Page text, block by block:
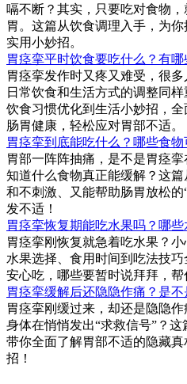
嗝不断？其实，只要吃对食物
胃。这篇从饮食调理入手，为
实用小妙招。
胃痉挛平时饮食要吃什么？有
胃痉挛发作时又疼又难受，很
日常饮食和生活方式的调整同
饮食习惯优化到生活小妙招，
肠胃健康，轻松应对胃部不适。
胃痉挛到底能吃什么？哪些食
胃部一阵阵抽痛，是不是胃痉
知道什么食物真正能缓解？这
和不刺激、又能帮助肠胃放松
发不适！
胃痉挛恢复期能吃水果吗？哪
胃痉挛刚恢复就急着吃水果？
水果选择、食用时间到吃法技
安心吃，哪些要暂时说拜拜，帮
胃痉挛缓解后还隐隐作痛？是不
胃痉挛刚缓过来，却还是隐隐
身体在悄悄发出“求救信号”？这
带你全面了解胃部不适的隐藏
招！